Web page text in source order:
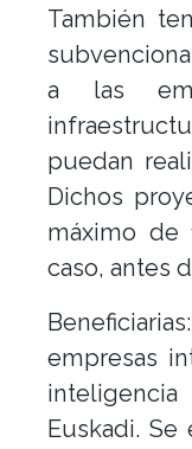
También
a las
puedan
Dichos
máximo de
caso, antes
empresas
Euskadi.